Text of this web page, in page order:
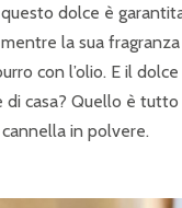
dolce è
la sua
con l’olio. E il
di casa? Quello è
in polvere.